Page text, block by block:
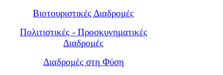
Βιοτουριστικές Διαδρομές
Πολιτιστικές - Προσκυνηματικές
Διαδρομές
Διαδρομές στη Φύση